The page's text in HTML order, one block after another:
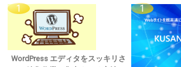
WordPress エディタをスッキリさ